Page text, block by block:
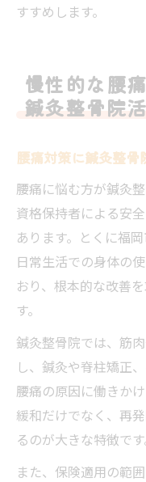
すすめします。
慢性的な腰
鍼灸整骨院
腰痛対策に鍼灸整骨
腰痛に悩む方が鍼灸
資格保持者による安
あります。とくに福
日常生活での身体の
おり、根本的な改善
す。
鍼灸整骨院では、筋
し、鍼灸や脊柱矯正
腰痛の原因に働きか
緩和だけでなく、再
るのが大きな特徴です
また、保険適用の範